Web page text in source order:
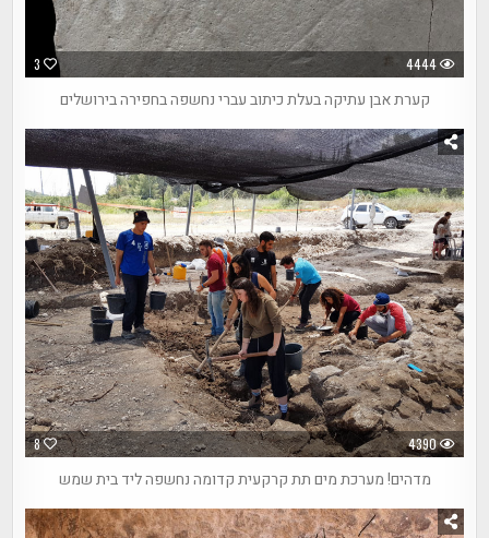
3 4444
קערת אבן עתיקה בעלת כיתוב עברי נחשפה בחפירה בירושלים
8 4390
מדהים! מערכת מים תת קרקעית קדומה נחשפה ליד בית שמש